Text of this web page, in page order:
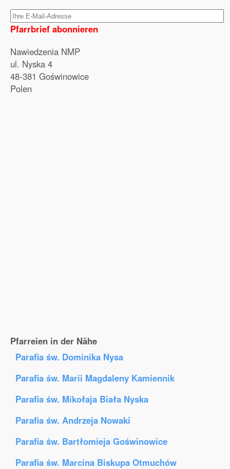
Pfarrbrief abonnieren
Nawiedzenia NMP
ul. Nyska 4
48-381 Goświnowice
Polen
Pfarreien in der Nähe
Parafia św. Dominika Nysa
Parafia św. Marii Magdaleny Kamiennik
Parafia św. Mikołaja Biała Nyska
Parafia św. Andrzeja Nowaki
Parafia św. Bartłomieja Goświnowice
Parafia św. Marcina Biskupa Otmuchów